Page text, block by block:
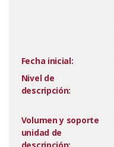
Fecha inicial:
Nivel de
descripción:
Volumen y soporte
unidad de